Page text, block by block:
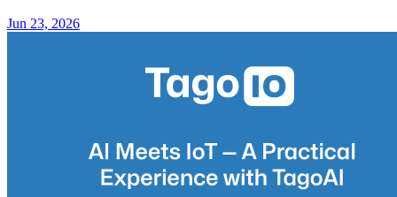
Jun 23, 2026